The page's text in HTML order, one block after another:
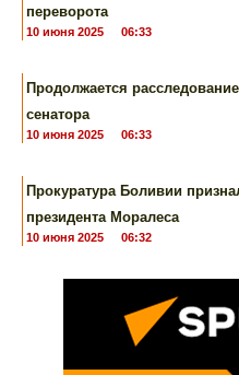
переворота
10 июня 2025 06:33
Продолжается
сенатора
10 июня 2025 06:33
Прокуратура Боливии
президента Моралеса
10 июня 2025 06:32